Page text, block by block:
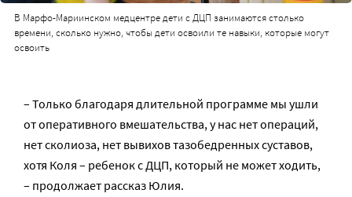
В Марфо-Мариинском медцентре дети с ДЦП занимаются столько
времени, сколько нужно, чтобы дети освоили те навыки, которые могут
освоить
– Только благодаря длительной программе мы ушли
от оперативного вмешательства, у нас нет операций,
нет сколиоза, нет вывихов тазобедренных суставов,
хотя Коля – ребенок с ДЦП, который не может ходить,
– продолжает рассказ Юлия.